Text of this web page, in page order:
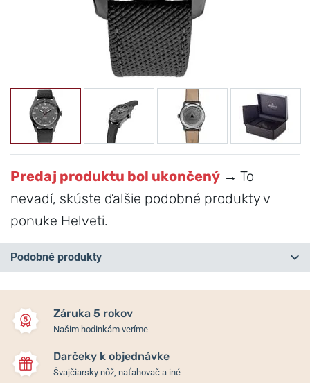
Predaj produktu bol ukončený → To
nevadí, skúste ďalšie podobné produkty v
ponuke Helveti.
Podobné produkty
Záruka 5 rokov
Našim hodinkám veríme
Darčeky k objednávke
Švajčiarsky nôž, naťahovač a iné